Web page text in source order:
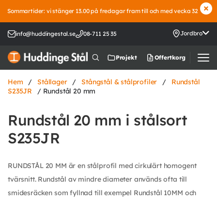
Sommartider: vi stänger 13.00 på fredagar fram till och med vecka 32
info@huddingestal.se 08-711 25 35 Jordbro
Projekt Offertkorg
Hem / Stållager / Stångstål & stålprofiler /
Rundstål
S235JR
/ Rundstål 20 mm
Rundstål 20 mm i stålsort
S235JR
RUNDSTÅL 20 MM är en stålprofil med cirkulärt homogent
tvärsnitt. Rundstål av mindre diameter används ofta till
smidesräcken som fyllnad till exempel Rundstål 10MM och